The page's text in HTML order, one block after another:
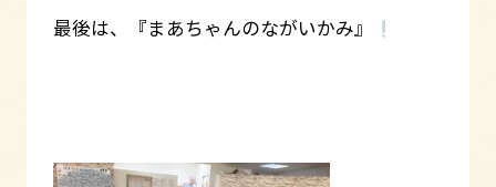
最後は、『まあちゃんのながいかみ』